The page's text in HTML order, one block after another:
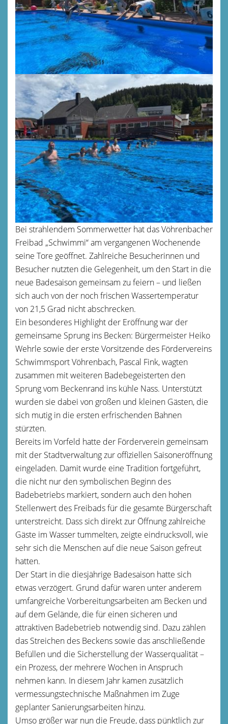
Bei strahlendem Sommerwetter hat das Vöhrenbacher
Freibad „Schwimmi“ am vergangenen Wochenende
seine Tore geöffnet. Zahlreiche Besucherinnen und
Besucher nutzten die Gelegenheit, um den Start in die
neue Badesaison gemeinsam zu feiern – und ließen
sich auch von der noch frischen Wassertemperatur
von 21,5 Grad nicht abschrecken.
Ein besonderes Highlight der Eröffnung war der
gemeinsame Sprung ins Becken: Bürgermeister Heiko
Wehrle sowie der erste Vorsitzende des Fördervereins
Schwimmsport Vöhrenbach, Pascal Fink, wagten
zusammen mit weiteren Badebegeisterten den
Sprung vom Beckenrand ins kühle Nass. Unterstützt
wurden sie dabei von großen und kleinen Gästen, die
sich mutig in die ersten erfrischenden Bahnen
stürzten.
Bereits im Vorfeld hatte der Förderverein gemeinsam
mit der Stadtverwaltung zur offiziellen Saisoneröffnung
eingeladen. Damit wurde eine Tradition fortgeführt,
die nicht nur den symbolischen Beginn des
Badebetriebs markiert, sondern auch den hohen
Stellenwert des Freibads für die gesamte Bürgerschaft
unterstreicht. Dass sich direkt zur Öffnung zahlreiche
Gäste im Wasser tummelten, zeigte eindrucksvoll, wie
sehr sich die Menschen auf die neue Saison gefreut
hatten.
Der Start in die diesjährige Badesaison hatte sich
etwas verzögert. Grund dafür waren unter anderem
umfangreiche Vorbereitungsarbeiten am Becken und
auf dem Gelände, die für einen sicheren und
attraktiven Badebetrieb notwendig sind. Dazu zählen
das Streichen des Beckens sowie das anschließende
Befüllen und die Sicherstellung der Wasserqualität –
ein Prozess, der mehrere Wochen in Anspruch
nehmen kann. In diesem Jahr kamen zusätzlich
vermessungstechnische Maßnahmen im Zuge
geplanter Sanierungsarbeiten hinzu.
Umso größer war nun die Freude, dass pünktlich zur